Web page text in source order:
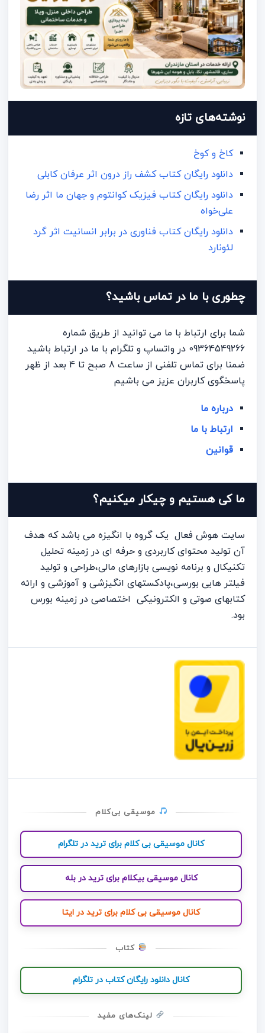
نوشته‌های تازه
کاخ و کوخ
دانلود رایگان کتاب کشف راز درون اثر عرفان کابلی
دانلود رایگان کتاب فیزیک کوانتوم و جهان ما اثر رضا
علی‌خواه
دانلود رایگان کتاب فناوری در برابر انسانیت اثر گرد
لئونارد
چطوری با ما در تماس باشید؟
شما برای ارتباط با ما می توانید از طریق شماره
09364549266 در واتساپ و تلگرام با ما در ارتباط باشید
ضمنا برای تماس تلفنی از ساعت 8 صبح تا 4 بعد از ظهر
پاسخگوی کاربران عزیز می باشیم
درباره ما
ارتباط با ما
قوانین
ما کی هستیم و چیکار میکنیم؟
سایت هوش فعال یک گروه با انگیزه می باشد که هدف
آن تولید محتوای کاربردی و حرفه ای در زمینه تحلیل
تکنیکال و برنامه نویسی بازارهای مالی،طراحی و تولید
فیلتر هایی بورسی،پادکستهای انگیزشی و آموزشی و ارائه
کتابهای صوتی و الکترونیکی اختصاصی در زمینه بورس
بود.
موسیقی بی‌کلام
کانال موسیقی بی کلام برای ترید در تلگرام
کانال موسیقی بیکلام برای ترید در بله
کانال موسیقی بی کلام برای ترید در ایتا
کتاب
کانال دانلود رایگان کتاب در تلگرام
لینک‌های مفید